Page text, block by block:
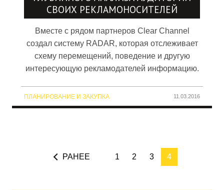
СВОИХ РЕКЛАМОНОСИТЕЛЕЙ
Вместе с рядом партнеров Clear Channel
создал систему RADAR, которая отслеживает
схему перемещений, поведение и другую
интересующую рекламодателей информацию.
ПЛАНИРОВАНИЕ И ЗАКУПКА 11.03.2016
РАНЕЕ 1 2 3 4